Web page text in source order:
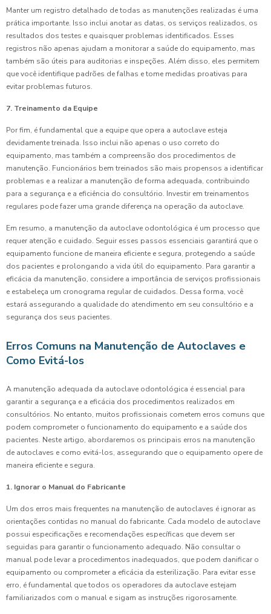
Manter um registro detalhado de todas as manutenções realizadas é uma
prática importante. Isso inclui anotar as datas, os serviços realizados, os
resultados dos testes e quaisquer problemas identificados. Esses
registros não apenas ajudam a monitorar a saúde do equipamento, mas
também são úteis para auditorias e inspeções. Além disso, eles permitem
que você identifique padrões de falhas e tome medidas proativas para
evitar problemas futuros.
7. Treinamento da Equipe
Por fim, é fundamental que a equipe que opera a autoclave esteja
devidamente treinada. Isso inclui não apenas o uso correto do
equipamento, mas também a compreensão dos procedimentos de
manutenção. Funcionários bem treinados são mais propensos a identificar
problemas e a realizar a manutenção de forma adequada, contribuindo
para a segurança e a eficiência do consultório. Investir em treinamentos
regulares pode fazer uma grande diferença na operação da autoclave.
Em resumo, a manutenção da autoclave odontológica é um processo que
requer atenção e cuidado. Seguir esses passos essenciais garantirá que o
equipamento funcione de maneira eficiente e segura, protegendo a saúde
dos pacientes e prolongando a vida útil do equipamento. Para garantir a
eficácia da manutenção, considere a importância de serviços profissionais
e estabeleça um cronograma regular de cuidados. Dessa forma, você
estará assegurando a qualidade do atendimento em seu consultório e a
segurança dos seus pacientes.
Erros Comuns na Manutenção de Autoclaves e
Como Evitá-los
A manutenção adequada da autoclave odontológica é essencial para
garantir a segurança e a eficácia dos procedimentos realizados em
consultórios. No entanto, muitos profissionais cometem erros comuns que
podem comprometer o funcionamento do equipamento e a saúde dos
pacientes. Neste artigo, abordaremos os principais erros na manutenção
de autoclaves e como evitá-los, assegurando que o equipamento opere de
maneira eficiente e segura.
1. Ignorar o Manual do Fabricante
Um dos erros mais frequentes na manutenção de autoclaves é ignorar as
orientações contidas no manual do fabricante. Cada modelo de autoclave
possui especificações e recomendações específicas que devem ser
seguidas para garantir o funcionamento adequado. Não consultar o
manual pode levar a procedimentos inadequados, que podem danificar o
equipamento ou comprometer a eficácia da esterilização. Para evitar esse
erro, é fundamental que todos os operadores da autoclave estejam
familiarizados com o manual e sigam as instruções rigorosamente.